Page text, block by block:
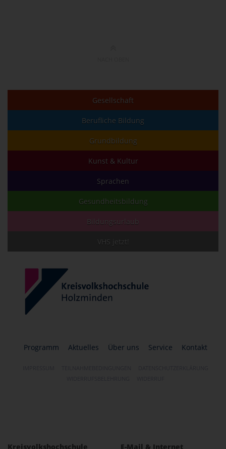
Gesellschaft
Berufliche Bildung
Grundbildung
Kunst & Kultur
Sprachen
Gesundheitsbildung
Bildungsurlaub
VHS jetzt!
Programm Aktuelles Über uns Service Kontakt
Kreisvolkshochschule E-Mail & Internet